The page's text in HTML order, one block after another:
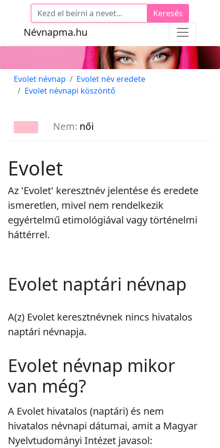
Névnapma.hu
Keresés
Evolet névnap
Evolet név eredete
Evolet névnapi köszöntő
Nem: női
Evolet
Az 'Evolet' keresztnév jelentése és eredete
ismeretlen, mivel nem rendelkezik
egyértelmű etimológiával vagy történelmi
háttérrel.
Evolet naptári névnap
A(z) Evolet keresztnévnek nincs hivatalos
naptári névnapja.
Evolet névnap mikor
van még?
A Evolet hivatalos (naptári) és nem
hivatalos névnapi dátumai, amit a Magyar
Nyelvtudományi Intézet javasol: